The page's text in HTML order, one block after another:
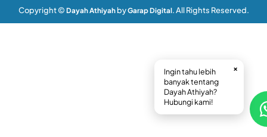
Copyright © Dayah Athiyah byGarap Digital. All Rights Reserved.
Ingin tahu lebih
banyak tentang
Dayah Athiyah?
Hubungi kami!
×